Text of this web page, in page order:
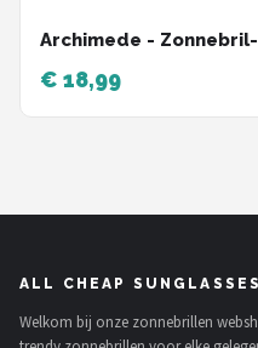
Archimede -
€ 18,99
ALL CHEAP SUNGLASSES
Welkom bij onze zonnebrillen